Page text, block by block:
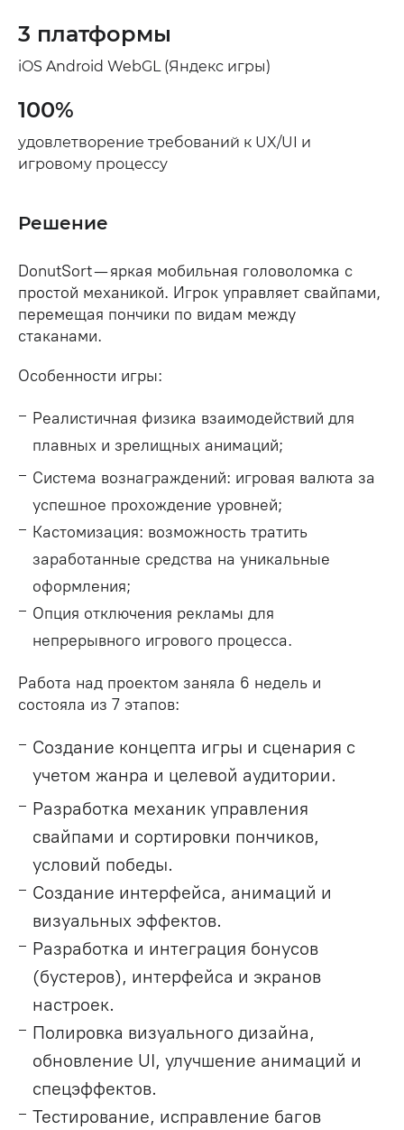
3 платформы
iOS Android WebGL (Яндекс игры)
100%
удовлетворение требований к UX/UI и
игровому процессу
Решение
DonutSort — яркая мобильная головоломка с
простой механикой. Игрок управляет свайпами,
перемещая пончики по видам между
стаканами.
Особенности игры:
Реалистичная физика взаимодействий для
плавных и зрелищных анимаций;
Система вознаграждений: игровая валюта за
успешное прохождение уровней;
Кастомизация: возможность тратить
заработанные средства на уникальные
оформления;
Опция отключения рекламы для
непрерывного игрового процесса.
Работа над проектом заняла 6 недель и
состояла из 7 этапов:
Создание концепта игры и сценария с
учетом жанра и целевой аудитории.
Разработка механик управления
свайпами и сортировки пончиков,
условий победы.
Создание интерфейса, анимаций и
визуальных эффектов.
Разработка и интеграция бонусов
(бустеров), интерфейса и экранов
настроек.
Полировка визуального дизайна,
обновление UI, улучшение анимаций и
спецэффектов.
Тестирование, исправление багов